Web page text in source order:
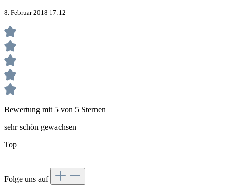
8. Februar 2018 17:12
Bewertung mit 5 von 5 Sternen
sehr schön gewachsen
Top
Folge uns auf